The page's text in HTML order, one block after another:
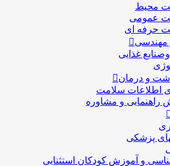
محیط
عمومی
حرفه ای
مهندسی
غذایی
و درمان
اطلاعات سلامت
راهنمایی و مشاوره
پزشکی
و آموزش کودکان استثنایی